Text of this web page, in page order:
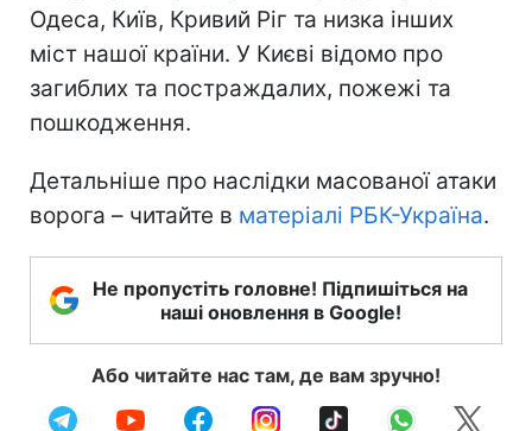
Одеса, Київ, Кривий Ріг та низка інших
міст нашої країни. У Києві відомо про
загиблих та постраждалих, пожежі та
пошкодження.
Детальніше про наслідки масованої атаки
ворога – читайте в матеріалі РБК-Україна.
Не пропустіть головне! Підпишіться на
наші оновлення в Google!
Або читайте нас там, де вам зручно!